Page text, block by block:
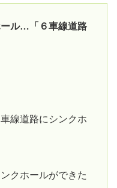
ール…「６車線道路
線道路にシンクホ
クホールができた